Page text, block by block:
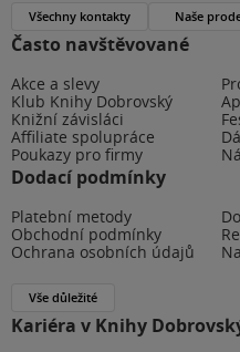
Často navštěvované
Akce a slevy
Klub Knihy Dobrovský
Knižní závisláci
Affiliate spolupráce
Poukazy pro firmy
Dodací podmínky
Platební metody
Obchodní podmínky
Ochrana osobních údajů
Vše důležité
Kariéra v Knihy
Všechny kontakty Naše